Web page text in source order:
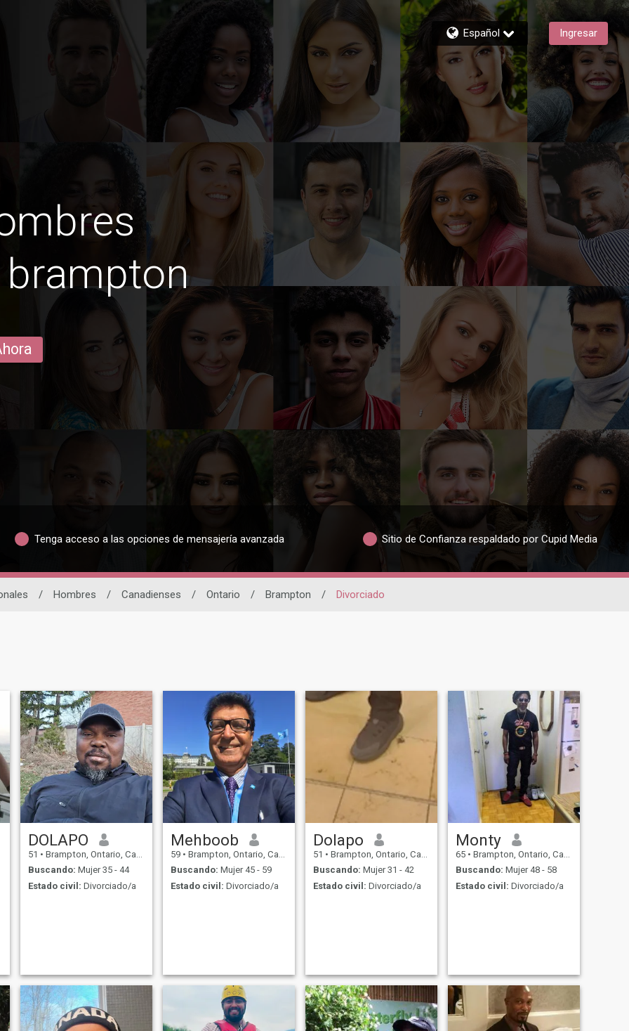
Español Ingresar
Tenga acceso a las opciones de mensajería avanzada Sitio de Confianza respaldado por Cupid Media
/ Hombres / Canadienses / Ontario / Brampton / Divorciado
DOLAPO
51 • Brampton, Ontario, Canadá
Buscando: Mujer 35 - 44
Estado civil: Divorciado/a
Mehboob
59 • Brampton, Ontario, Canadá
Buscando: Mujer 45 - 59
Estado civil: Divorciado/a
Dolapo
51 • Brampton, Ontario, Canadá
Buscando: Mujer 31 - 42
Estado civil: Divorciado/a
Monty
65 • Brampton, Ontario, Canadá
Buscando: Mujer 48 - 58
Estado civil: Divorciado/a